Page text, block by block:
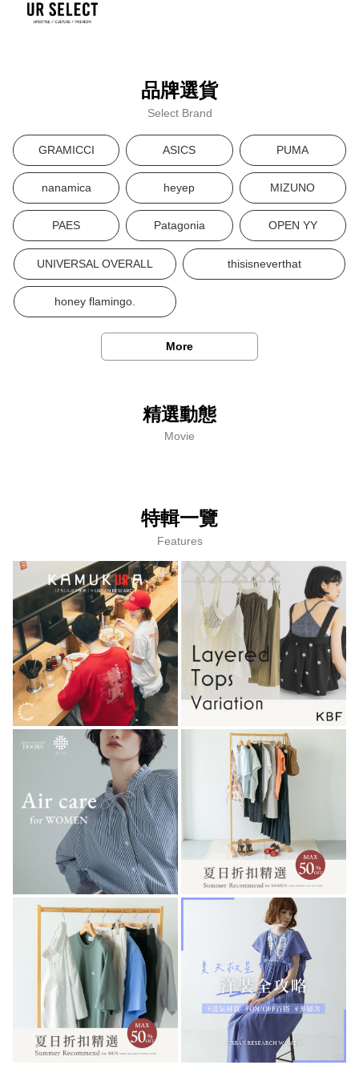
品牌選貨
Select Brand
GRAMICCI ASICS PUMA
nanamica heyep MIZUNO
PAES Patagonia OPEN YY
UNIVERSAL OVERALL thisisneverthat
honey flamingo.
More
精選動態
Movie
特輯一覽
Features